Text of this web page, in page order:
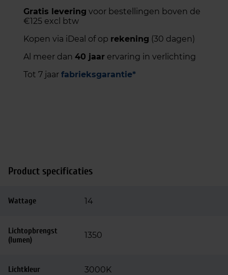
Gratis levering voor bestellingen boven de
€125 excl btw
Kopen via iDeal of op rekening (30 dagen)
Al meer dan 40 jaar ervaring in verlichting
Tot 7 jaar fabrieksgarantie*
Product specificaties
Wattage 14
Lichtopbrengst
(lumen)
1350
Lichtkleur 3000K